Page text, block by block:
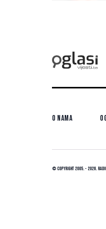
O nama
© Copyright 2005. - 2026.